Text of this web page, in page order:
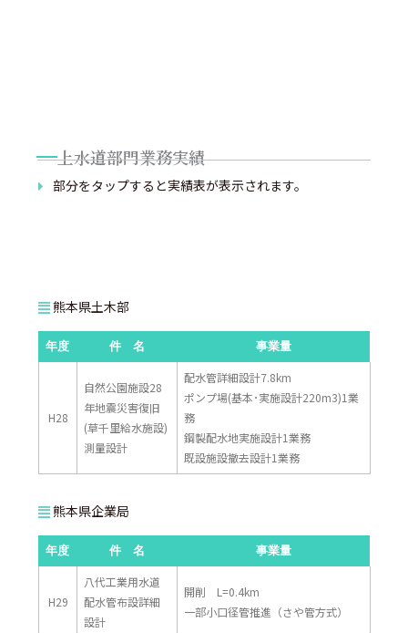
上水道部門業務実績
部分をタップすると実績表が表示されます。
熊本県土木部
年度 件 名 事業量
H28
自然公園施設28
年地震災害復旧
(草千里給水施設)
測量設計
配水管詳細設計7.8km
ポンプ場(基本･実施設計220m3)1業
務
鋼製配水地実施設計1業務
既設施設撤去設計1業務
熊本県企業局
年度 件 名 事業量
H29
八代工業用水道
配水管布設詳細
設計
開削 L=0.4km
一部小口径管推進（さや管方式）